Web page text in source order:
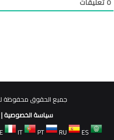
جميع الحقوق محفوظة
سياسة الخصوصية
IT PT RU ES